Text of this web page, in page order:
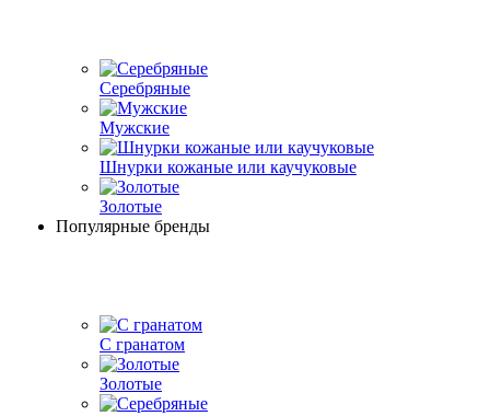
Серебряные
Мужские
Шнурки кожаные или каучуковые
Золотые
Популярные бренды
С гранатом
Золотые